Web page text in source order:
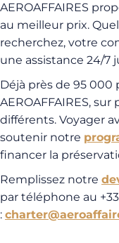
AEROAFFAIRES
au meilleur prix.
recherchez, votre
une assistance 24/7
Déjà près de 95 000
AEROAFFAIRES,
différents. Voyager
soutenir notre
financer la
Remplissez notre
par téléphone au
: